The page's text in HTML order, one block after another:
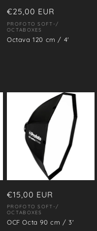
Precio
habitual
€25,00 EUR
Proveedor:
PROFOTO SOFT-/
OCTABOXES
Octava 120 cm / 4'
Precio
habitual
€15,00 EUR
Proveedor:
PROFOTO SOFT-/
OCTABOXES
OCF Octa 90 cm / 3'